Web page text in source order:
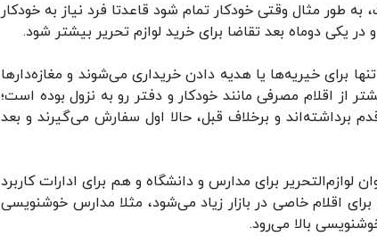
طور مثال وقتی خودکار تمام شود قاعدتا فرد نیاز به خودکار
دوماه بعد تقاضا برای خرید لوازم تحریر بیشتر شود.
برای خیریه‌ها یا هدیه دادن خریداری می‌شوند و مغازه‌دارها
اقلام مصرفی مانند خودکار و دفتر رو به نزول بوده است؛
و برخلاف قبل، حالا اول سفارش می‌گیرند و بعد
برای مدارس و دانشگاه و هم برای ادارات کاربرد
اقلام خاصی در بازار زیاد می‌شود، مثلا مدارس خوشنویسی
بالا می‌رود.